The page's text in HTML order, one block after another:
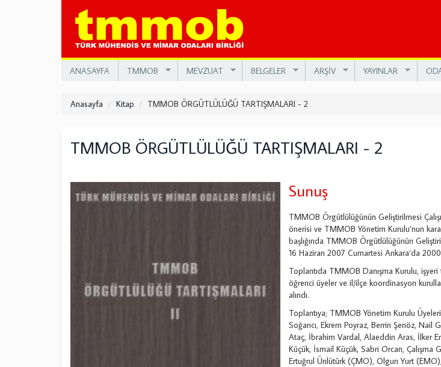
ANASAYFA TMMOB MEVZUAT BELGELER ARŞİV YAYINLAR
Anasayfa Kitap TMMOB ÖRGÜTLÜLÜĞÜ TARTIŞMALARI - 2
TMMOB ÖRGÜTLÜLÜĞÜ TARTIŞMALARI - 2
Sunuş
TMMOB Örgütlülüğünün Geliştirilmesi
önerisi ve TMMOB Yönetim Kurulu‘nun
başlığında TMMOB Örgütlülüğünün
16 Haziran 2007 Cumartesi Ankara‘da
Toplantıda TMMOB Danışma Kurulu, işyeri
öğrenci üyeler ve il/ilçe koordinasyon
alındı.
Toplantıya; TMMOB Yönetim Kurulu
Soğancı, Ekrem Poyraz, Berrin Şenöz, Nail
Ataç, İbrahim Vardal, Alaeddin Aras, İlker
Küçük, İsmail Küçük, Sabri Orcan, Çalışma
Ertuğrul Ünlütürk (ÇMO), Olgun Yurt